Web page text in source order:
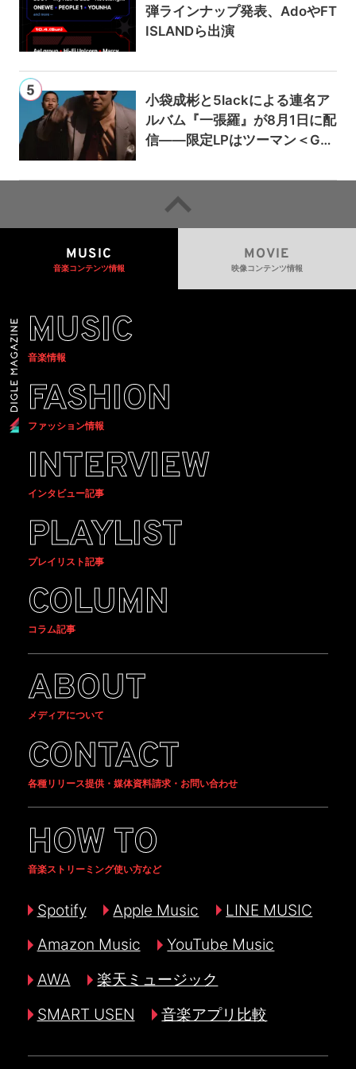
弾ラインナップ発表、AdoやFT
ISLANDら出演
小袋成彬と5lackによる連名ア
ルバム『一張羅』が8月1日に配
信——限定LPはツーマン＜Gai
MUSIC
音楽コンテンツ情報
MOVIE
映像コンテンツ情報
MUSIC
音楽情報
FASHION
ファッション情報
INTERVIEW
インタビュー記事
PLAYLIST
プレイリスト記事
COLUMN
コラム記事
ABOUT
メディアについて
CONTACT
各種リリース提供・媒体資料請求・お問い合わせ
HOW TO
音楽ストリーミング使い方など
Spotify Apple Music
LINE MUSIC
Amazon Music
YouTube Music
AWA
楽天ミュージック
SMART USEN
音楽アプリ比較